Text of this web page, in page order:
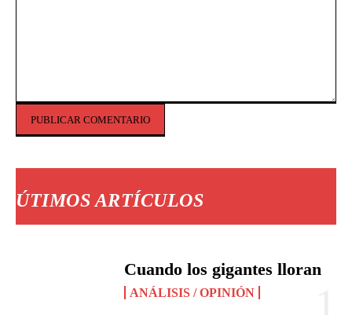
ÚTIMOS ARTÍCULOS
Cuando los gigantes lloran
ANÁLISIS / OPINIÓN